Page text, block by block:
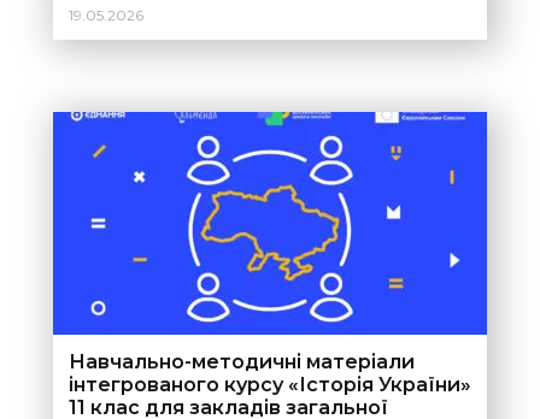
середньої освіти для вчителів та
вчительок
19.05.2026
Навчально-методичні матеріали
інтегрованого курсу «Історія України»
11 клас для закладів загальної